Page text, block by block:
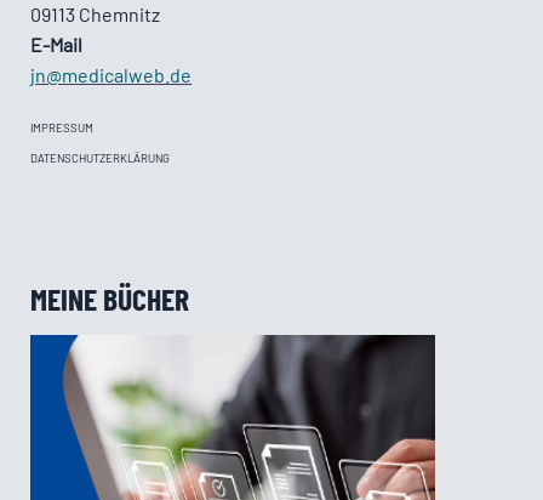
09113 Chemnitz
E-Mail
jn@medicalweb.de
IMPRESSUM
DATENSCHUTZERKLÄRUNG
MEINE BÜCHER
Digitalisierung im Verein